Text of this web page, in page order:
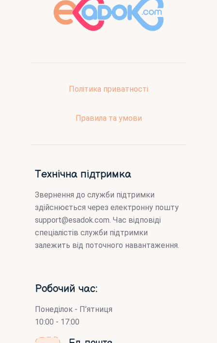
Політика приватності
Правила та умови
Технічна підтримка
Звернення до служби підтримки
здійснюється через електронну пошту
support@esadok.com. Час відповіді
спеціалістів служби підтримки
залежить від поточного навантаження.
Робочий час:
Понеділок - П’ятниця
10:00 - 17:00